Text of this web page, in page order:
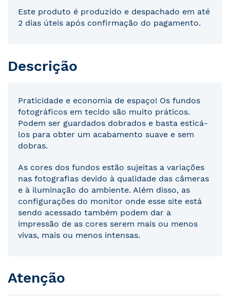
Este produto é produzido e despachado em até
2 dias úteis após confirmação do pagamento.
Descrição
Praticidade e economia de espaço! Os fundos
fotográficos em tecido são muito práticos.
Podem ser guardados dobrados e basta esticá-
los para obter um acabamento suave e sem
dobras.
As cores dos fundos estão sujeitas a variações
nas fotografias devido à qualidade das câmeras
e à iluminação do ambiente. Além disso, as
configurações do monitor onde esse site está
sendo acessado também podem dar a
impressão de as cores serem mais ou menos
vivas, mais ou menos intensas.
Atenção